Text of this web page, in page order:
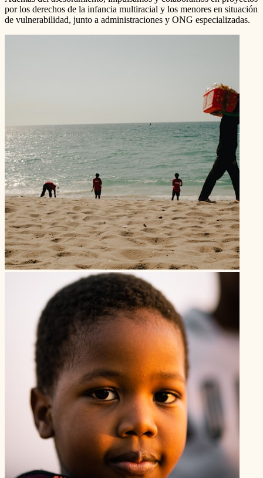
por los derechos de la infancia multiracial y los menores en situación
de vulnerabilidad, junto a administraciones y ONG especializadas.